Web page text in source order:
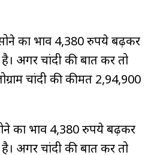
का भाव 4,380 रुपये बढ़कर
है। अगर चांदी की बात करें तो
चांदी की कीमत ₹2,94,900
का भाव 4,380 रुपये बढ़कर
है। अगर चांदी की बात करें तो